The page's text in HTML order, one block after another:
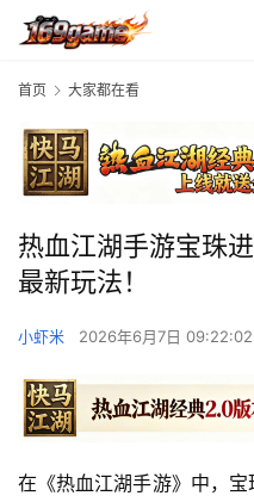
首页 大家都在看
热血江湖手游宝珠
最新玩法！
小虾米 2026年6月7日 09:22:02
在《热血江湖手游》中，